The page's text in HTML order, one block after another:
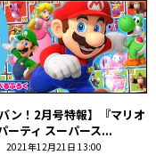
バン！2月号特報】『マリオ
ーティ スーパース...
2021年12月21日 13:00